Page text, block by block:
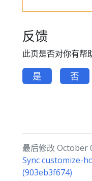
反馈
此页是否对你有帮
是 否
最后修改 October
Sync customize-
(903eb3f674)